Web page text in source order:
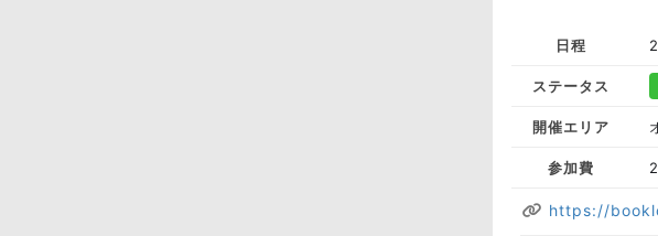
日程
ステータス
開催エリア
参加費
https://